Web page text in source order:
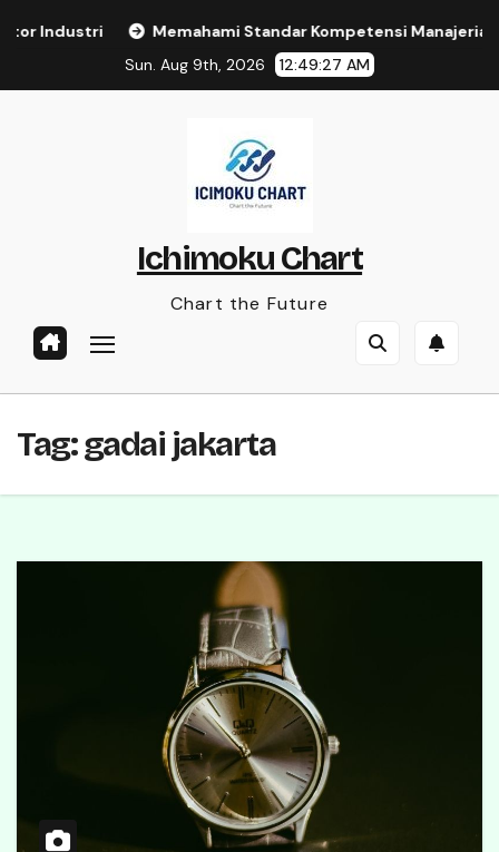
Industri
Memahami Standar Kompetensi Manajerial
Sun. Aug 9th, 2026
12:49:27 AM
Ichimoku Chart
Chart the Future
Tag:gadai jakarta